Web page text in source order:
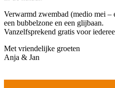
Verwarmd zwembad (medio mei –
een bubbelzone en een glijbaan.
Vanzelfsprekend gratis voor
Met vriendelijke groeten
Anja & Jan